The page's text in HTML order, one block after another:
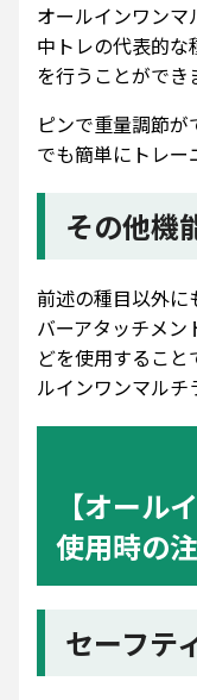
オールインワン
中トレの代表的
を行うことができ
ピンで重量調節
でも簡単にトレー
その他機
前述の種目以外に
バーアタッチメン
どを使用するこ
ルインワンマルチ
【オール
使用時の注
セーフテ